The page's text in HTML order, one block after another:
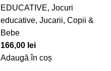
EDUCATIVE, Jocuri
educative, Jucarii, Copii &
Bebe
166,00 lei
Adaugă în coș